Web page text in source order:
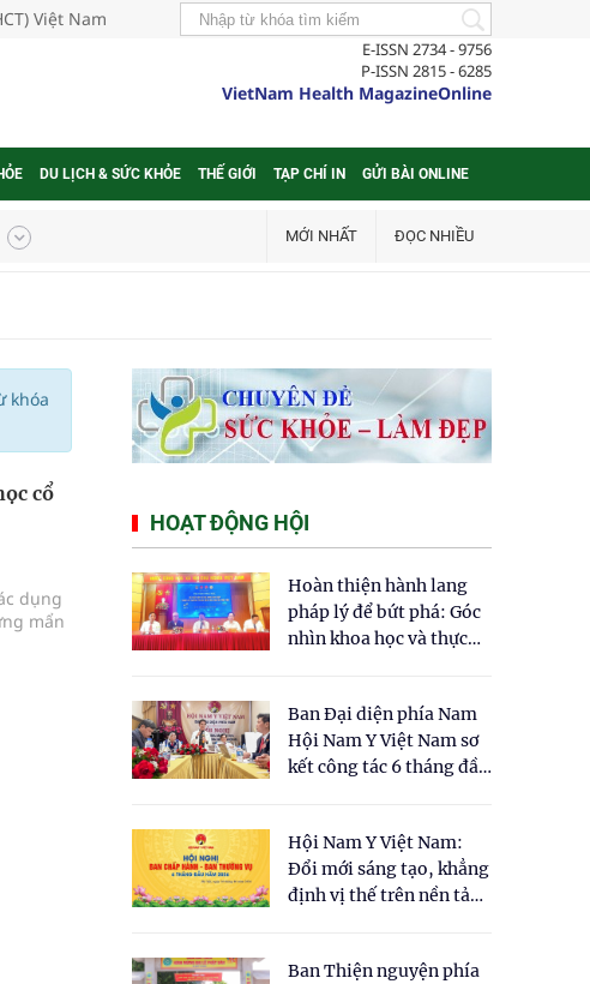
Việt Nam
E-ISSN 2734 - 9756
P-ISSN 2815 - 6285
VietNam Health MagazineOnline
DU LỊCH & SỨC KHỎE THẾ GIỚI TẠP CHÍ IN GỬI BÀI ONLINE
MỚI NHẤT ĐỌC NHIỀU
khóa
cổ
dụng
mẩn
HOẠT ĐỘNG HỘI
Hoàn thiện hành lang
pháp lý để bứt phá: Góc
nhìn khoa học và thực
cho Luật Y dược cổ
truyền Việt Nam"
Ban Đại diện phía Nam
Hội Nam Y Việt Nam sơ
kết công tác 6 tháng đầu
Hội Nam Y Việt Nam:
Đổi mới sáng tạo, khẳng
định vị thế trên nền tảng
Ban Thiện nguyện phía